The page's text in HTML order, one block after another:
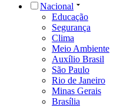
Nacional
Educação
Segurança
Clima
Meio Ambiente
Auxílio Brasil
São Paulo
Rio de Janeiro
Minas Gerais
Brasília